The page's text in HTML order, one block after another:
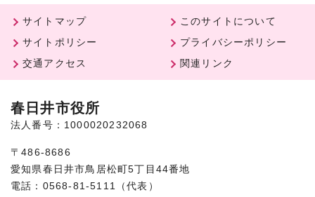
サイトマップ
このサイトについて
サイトポリシー
プライバシーポリシー
交通アクセス
関連リンク
春日井市役所
法人番号：1000020232068
〒486-8686
愛知県春日井市鳥居松町5丁目44番地
電話：0568-81-5111（代表）